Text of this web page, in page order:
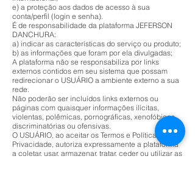
e) a proteção aos dados de acesso à sua
conta/perfil (login e senha).
É de responsabilidade da plataforma JEFERSON
DANCHURA:
a) indicar as características do serviço ou produto;
b) as informações que foram por ela divulgadas;
A plataforma não se responsabiliza por links
externos contidos em seu sistema que possam
redirecionar o USUÁRIO a ambiente externo a sua
rede.
Não poderão ser incluídos links externos ou
páginas com quaisquer informações ilícitas,
violentas, polêmicas, pornográficas, xenofóbicas,
discriminatórias ou ofensivas.
O USUÁRIO, ao aceitar os Termos e Política de
Privacidade, autoriza expressamente a plataforma
a coletar, usar, armazenar, tratar, ceder ou utilizar as